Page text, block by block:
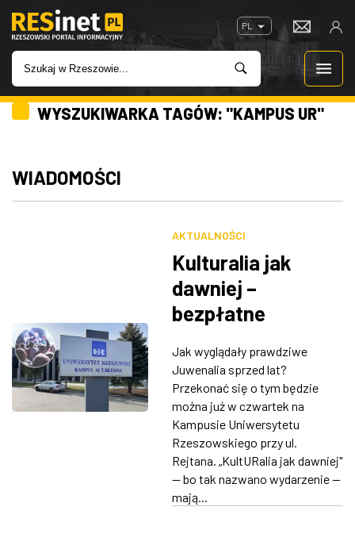
PL
WIADOMOŚCI
INWESTYCJE
GASTRONOMIA
ZDJĘCIA
WYSZUKIWARKA TAGÓW: "KAMPUS UR"
WIADOMOŚCI
AKTUALNOŚCI
Kulturalia jak
dawniej –
bezpłatne
otwierające
festiwalowy
weekend
Jak wyglądały prawdziwe
Juwenalia sprzed lat?
Przekonać się o tym będzie
można już w czwartek na
Kampusie Uniwersytetu
Rzeszowskiego przy ul.
Rejtana. „KultURalia jak dawniej"
— bo tak nazwano wydarzenie —
mają...